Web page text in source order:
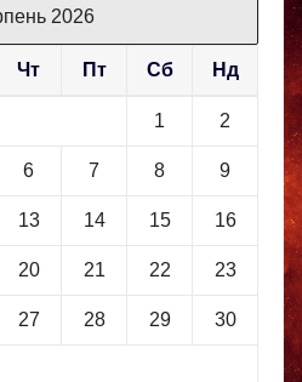
2026
Чт Пт Сб Нд
1 2
6 7 8 9
13 14 15 16
20 21 22 23
27 28 29 30